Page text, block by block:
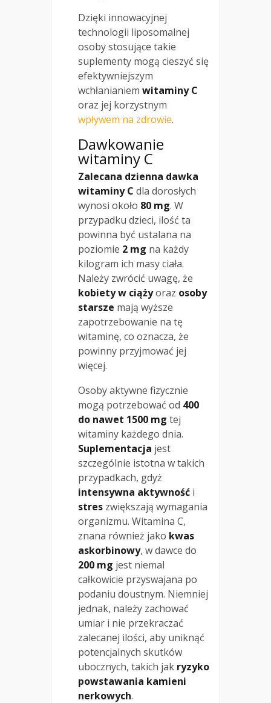
Dzięki innowacyjnej
technologii liposomalnej
osoby stosujące takie
suplementy mogą cieszyć się
efektywniejszym
wchłanianiem witaminy C
oraz jej korzystnym
wpływem na zdrowie.
Dawkowanie
witaminy C
Zalecana dzienna dawka
witaminy C dla dorosłych
wynosi około 80 mg. W
przypadku dzieci, ilość ta
powinna być ustalana na
poziomie 2 mg na każdy
kilogram ich masy ciała.
Należy zwrócić uwagę, że
kobiety w ciążyoraz osoby
starsze mają wyższe
zapotrzebowanie na tę
witaminę, co oznacza, że
powinny przyjmować jej
więcej.
Osoby aktywne fizycznie
mogą potrzebować od 400
do nawet 1500 mg tej
witaminy każdego dnia.
Suplementacja jest
szczególnie istotna w takich
przypadkach, gdyż
intensywna aktywność i
stres zwiększają wymagania
organizmu. Witamina C,
znana również jako kwas
askorbinowy, w dawce do
200 mg jest niemal
całkowicie przyswajana po
podaniu doustnym. Niemniej
jednak, należy zachować
umiar i nie przekraczać
zalecanej ilości, aby uniknąć
potencjalnych skutków
ubocznych, takich jak ryzyko
powstawania kamieni
nerkowych.